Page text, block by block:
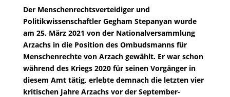
Der Menschenrechtsverteidiger und
Politikwissenschaftler Gegham Stepanyan wurde
am 25. März 2021 von der Nationalversammlung
Arzachs in die Position des Ombudsmanns für
Menschenrechte von Arzach gewählt. Er war schon
während des Kriegs 2020 für seinen Vorgänger in
diesem Amt tätig, erlebte demnach die letzten vier
kritischen Jahre Arzachs vor der September-